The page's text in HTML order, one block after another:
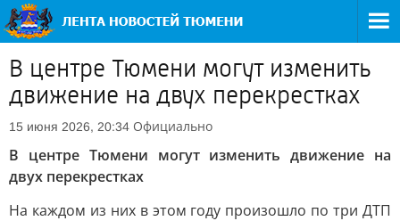
В центре Тюмени могут изменить
движение на двух перекрестках
15 июня 2026, 20:34 Официально
В центре Тюмени могут изменить движение на
двух перекрестках
На каждом из них в этом году произошло по три ДТП